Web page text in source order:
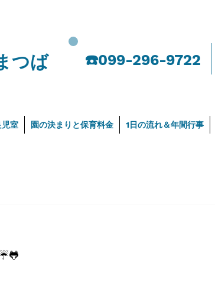
つば
​☎️099-296-9722
室 園の決まりと保育料金 1日の流れ＆年間行事